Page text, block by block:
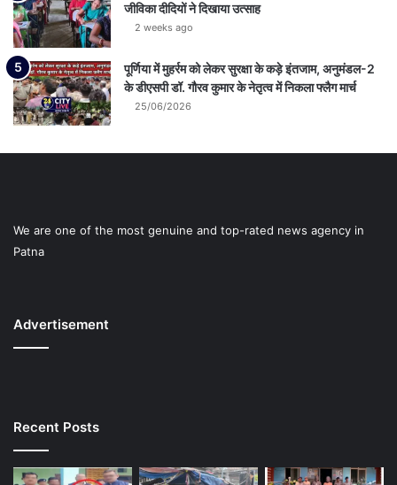
जीविका दीदियों ने दिखाया उत्साह
2 weeks ago
पूर्णिया में मुहर्रम को लेकर सुरक्षा के कड़े इंतजाम, अनुमंडल-2
के डीएसपी डॉ. गौरव कुमार के नेतृत्व में निकला फ्लैग मार्च
25/06/2026
We are one of the most genuine and top-rated news agency in
Patna
Advertisement
Recent Posts